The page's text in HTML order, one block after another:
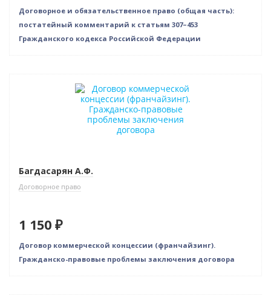
Договорное и обязательственное право (общая часть):
постатейный комментарий к статьям 307–453
Гражданского кодекса Российской Федерации
Багдасарян А.Ф.
Договорное право
1 150 ₽
Договор коммерческой концессии (франчайзинг).
Гражданско-правовые проблемы заключения договора